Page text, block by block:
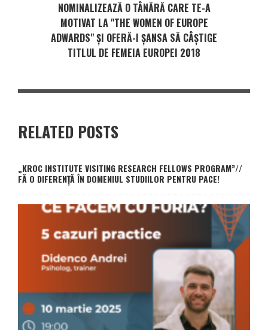
NOMINALIZEAZĂ O TÂNĂRĂ CARE TE-A
MOTIVAT LA "THE WOMEN OF EUROPE
ADWARDS" ŞI OFERĂ-I ŞANSA SĂ CÂŞTIGE
TITLUL DE FEMEIA EUROPEI 2018
RELATED POSTS
„KROC INSTITUTE VISITING RESEARCH FELLOWS PROGRAM”//
FĂ O DIFERENȚĂ ÎN DOMENIUL STUDIILOR PENTRU PACE!